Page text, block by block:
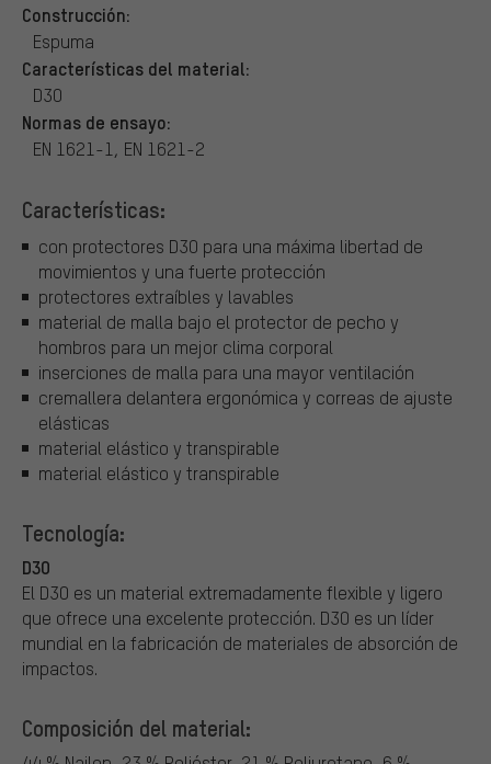
Construcción:
Espuma
Características del material:
D3O
Normas de ensayo:
EN 1621-1, EN 1621-2
Características:
con protectores D3O para una máxima libertad de
movimientos y una fuerte protección
protectores extraíbles y lavables
material de malla bajo el protector de pecho y
hombros para un mejor clima corporal
inserciones de malla para una mayor ventilación
cremallera delantera ergonómica y correas de ajuste
elásticas
material elástico y transpirable
material elástico y transpirable
Tecnología:
D3O
El D3O es un material extremadamente flexible y ligero
que ofrece una excelente protección. D3O es un líder
mundial en la fabricación de materiales de absorción de
impactos.
Composición del material: